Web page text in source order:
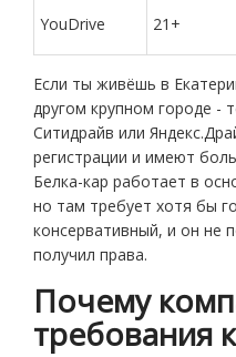
YouDrive 21+
Если ты живёшь в
другом крупном городе -
Ситидрайв или
регистрации и имеют
Белка-кар работает в
но там требует хотя бы
консервативный, и он не
получил права.
Почему
требования